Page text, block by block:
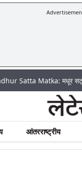
Matka: मधूर सट्टा मटका
आंतरराष्ट्रीय